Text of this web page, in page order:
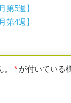
第5週】
第4週】
。 * が付いている